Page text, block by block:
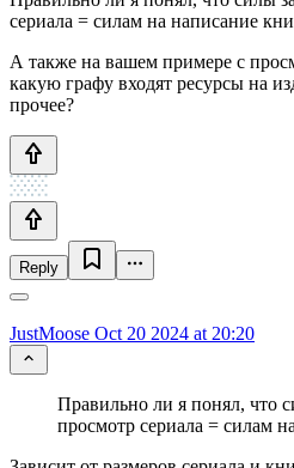
сериала = силам на написание
А также на вашем примере с
какую графу входят ресурсы на
прочее?
Reply
JustMoose Oct 20 2024 at 20:20
Правильно ли я понял, что
просмотр сериала = силам